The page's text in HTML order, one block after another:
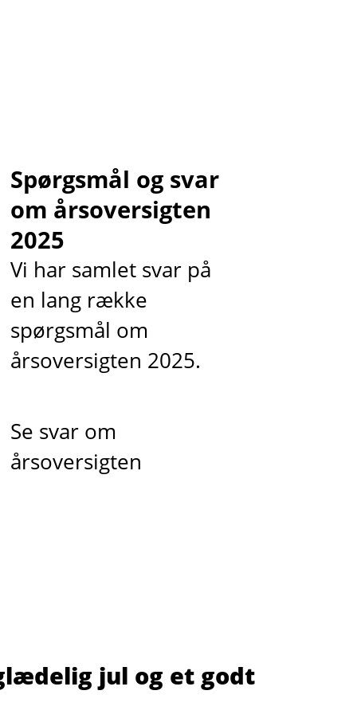
Spørgsmål og svar
om årsoversigten
2025
Vi har samlet svar på
en lang række
spørgsmål om
årsoversigten 2025.
Se svar om
årsoversigten
jul og et godt